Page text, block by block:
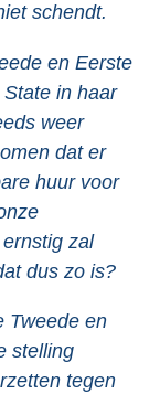
schendt.
en Eerste
in haar
weer
dat er
huur voor
zal
dus zo is?
Tweede en
stelling
tegen